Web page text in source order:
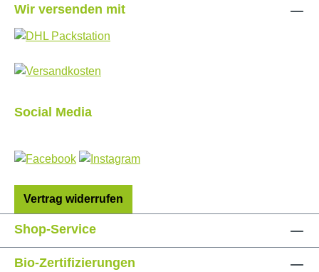
Wir versenden mit
Social Media
Vertrag widerrufen
Shop-Service
Bio-Zertifizierungen